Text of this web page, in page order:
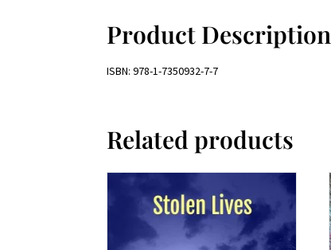
Product Description
ISBN: 978-1-7350932-7-7
Related products